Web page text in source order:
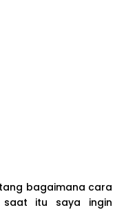
bagaimana cara
saat itu saya ingin